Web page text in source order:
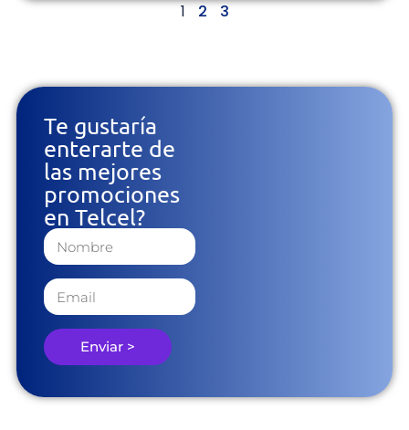
1 2 3
Te gustaría
enterarte de
las mejores
promociones
en Telcel?
Enviar >